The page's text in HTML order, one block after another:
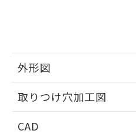
外形図
取りつけ穴加工図
CAD
り、2022年1月12日よ
す。